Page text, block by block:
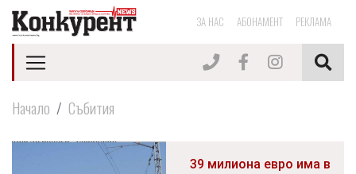
ЗА НАС АБОНАМЕНТ РЕКЛАМА
Начало Събития
39 милиона евро има в